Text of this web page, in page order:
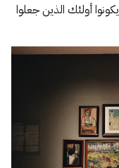
أولئك الذين جعلوا